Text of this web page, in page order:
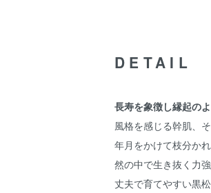
DETAIL
長寿を象徴し縁起の
風格を感じる幹肌、
年月をかけて枝分か
然の中で生き抜く力強
丈夫で育てやすい黒